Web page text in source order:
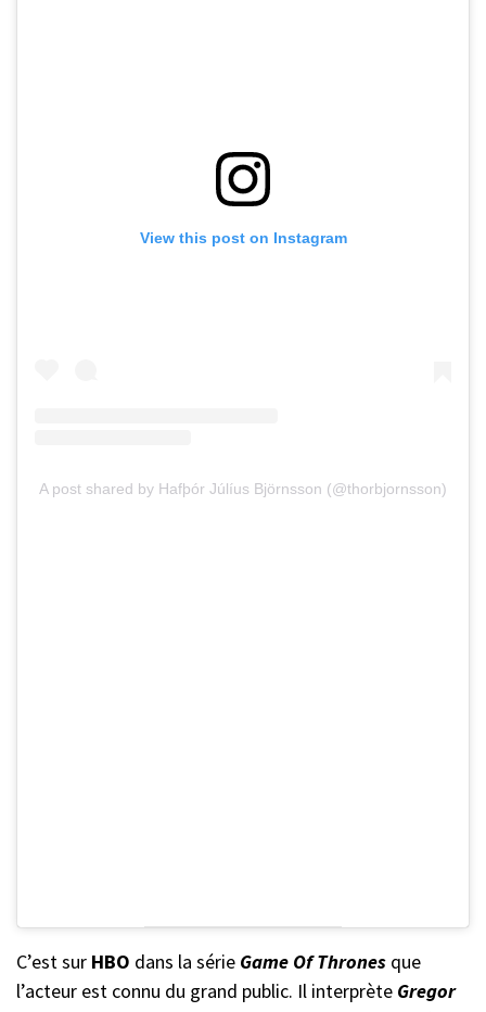
View this post on Instagram
A post shared by Hafþór Júlíus Björnsson (@thorbjornsson)
C’est sur HBO dans la série Game Of Thrones que
l’acteur est connu du grand public. Il interprète Gregor